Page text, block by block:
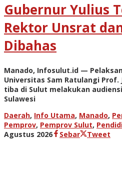
Gubernur Yulius
Rektor Unsrat
Dibahas
Manado, Infosulut.id —
Universitas Sam Ratulangi Prof.
tiba di Sulut melakukan
Sulawesi
Daerah, Info Utama, Manado,
Pemprov, Pemprov Sulut,
Agustus 2026olehSebar Tweet